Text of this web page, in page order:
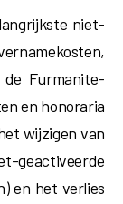
niet-
Furmanite-
en honoraria
wijzigen van
geactiveerde
en het verlies